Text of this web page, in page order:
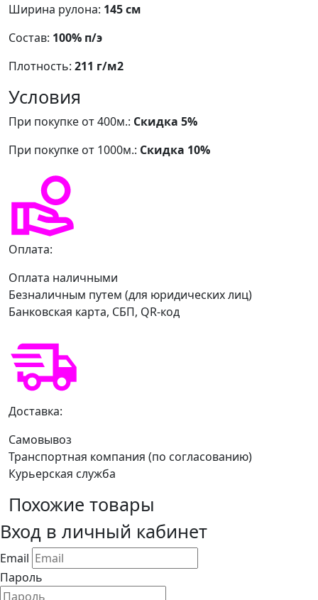
Ширина рулона: 145 см
Состав: 100% п/э
Плотность: 211 г/м2
Условия
При покупке от 400м.: Скидка 5%
При покупке от 1000м.: Скидка 10%
Оплата:
Оплата наличными
Безналичным путем (для юридических лиц)
Банковская карта, СБП, QR-код
Доставка:
Самовывоз
Транспортная компания (по согласованию)
Курьерская служба
Похожие товары
Вход в личный кабинет
Email
Пароль